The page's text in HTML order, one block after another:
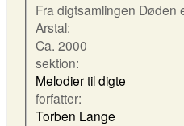
Fra digtsamlingen Døden
Arstal:
Ca. 2000
sektion:
Melodier til digte
forfatter:
Torben Lange